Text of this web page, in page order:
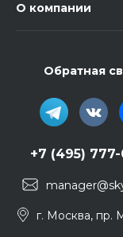
О компании
Обратная
+7 (495) 777-
г. Москва, пр.